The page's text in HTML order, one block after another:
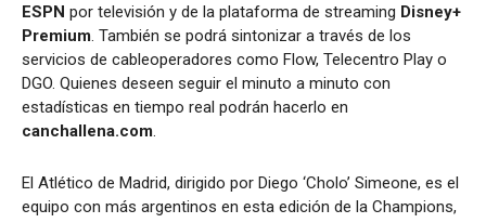
ESPN por televisión y de la plataforma de streaming Disney+
Premium . También se podrá sintonizar a través de los
servicios de cableoperadores como Flow, Telecentro Play o
DGO. Quienes deseen seguir el minuto a minuto con
estadísticas en tiempo real podrán hacerlo en
canchallena.com
El Atlético de Madrid, dirigido por Diego ‘Cholo’ Simeone, es el
equipo con más argentinos en esta edición de la Champions,